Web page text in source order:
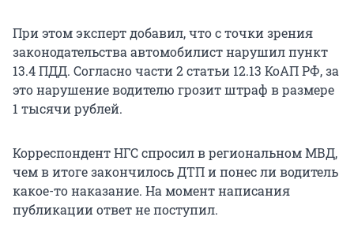
При этом эксперт добавил, что с точки зрения
законодательства автомобилист нарушил пункт
13.4 ПДД. Согласно части 2 статьи 12.13 КоАП РФ, за
это нарушение водителю грозит штраф в размере
1 тысячи рублей.
Корреспондент НГС спросил в региональном МВД,
чем в итоге закончилось ДТП и понес ли водитель
какое-то наказание. На момент написания
публикации ответ не поступил.